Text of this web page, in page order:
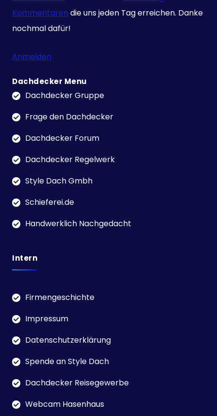
Kommentaren die uns jeden Tag erreichen. Danke
nochmal dafür!
Anmelden
Dachdecker Menu
Dachdecker Gruppe
Frage den Dachdecker
Dachdecker Forum
Dachdecker Regelwerk
Style Dach Gmbh
Schieferei.de
Handwerklich Nachgedacht
Intern
Firmengeschichte
Impressum
Datenschutzerklärung
Spende an Style Dach
Dachdecker Reisegewerbe
Webcam Hasenhaus